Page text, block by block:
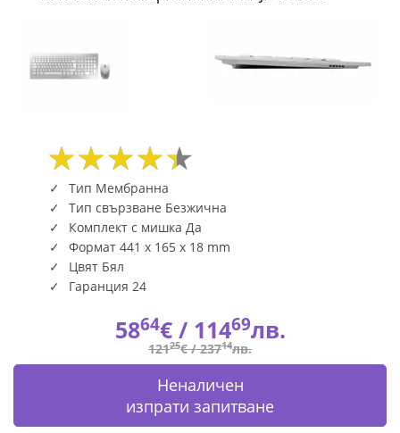
|
Тип Мембранна
Тип свързване Безжична
Комплект с мишка Да
Формат 441 x 165 x 18 mm
Цвят Бял
Гаранция 24
5864€ / 11469лв.
12125€ /23714лв.
Неналичен
изпрати запитване